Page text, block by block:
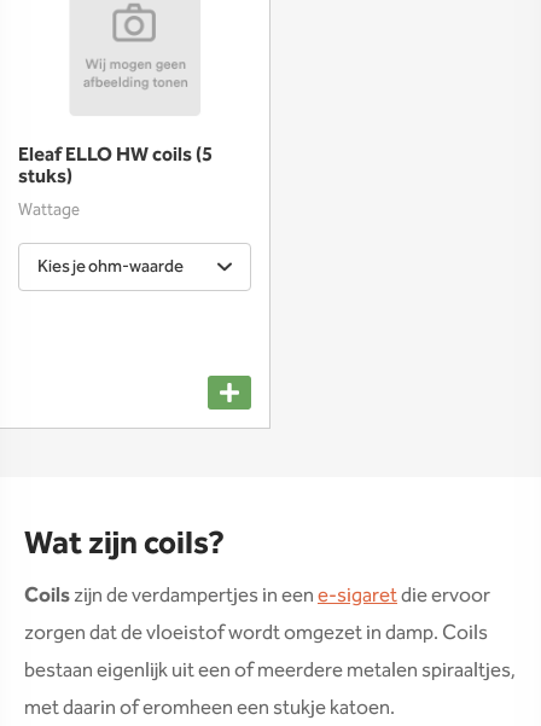
Eleaf ELLO HW coils (5
stuks)
Wattage
Kies je ohm-waarde
Wat zijn coils?
Coilszijn de verdampertjes in eene-sigaretdie ervoor
zorgen dat de vloeistof wordt omgezet in damp. Coils
bestaan eigenlijk uit een of meerdere metalen spiraaltjes,
met daarin of eromheen een stukje katoen.